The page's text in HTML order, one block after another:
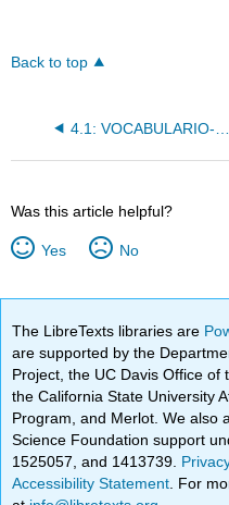
Back to top
Was this article helpful?
Yes No
The LibreTexts libraries are
are supported by the
Project, the UC Davis Office of
the California State University
Program, and Merlot. We also
Science Foundation support
1525057, and 1413739.
Accessibility Statement . For